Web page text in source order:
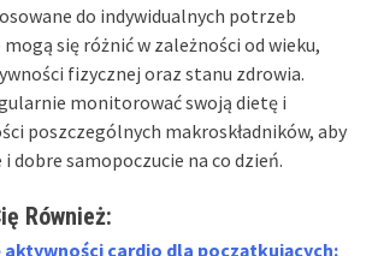
do indywidualnych potrzeb
się różnić w zależności od wieku,
fizycznej oraz stanu zdrowia.
monitorować swoją dietę i
poszczególnych makroskładników, aby
dobre samopoczucie na co dzień.
Również:
aktywności cardio dla początkujących: